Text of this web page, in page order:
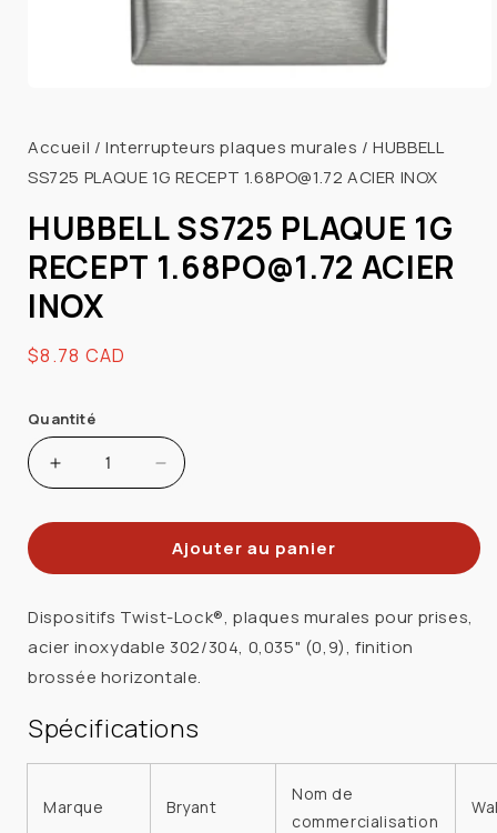
1
dans
fenêtre
modale
Accueil /Interrupteurs plaques murales /HUBBELL
SS725 PLAQUE 1G RECEPT 1.68PO@1.72 ACIER INOX
HUBBELL SS725 PLAQUE 1G
RECEPT 1.68PO@1.72 ACIER
INOX
Prix
$8.78 CAD
Quantité
Augmenter
quantité
HUBBELL
SS725
PLAQUE
1G
RECEPT
1.68PO@1.72
ACIER
INOX
Réduire
quantité
de
HUBBELL
SS725
PLAQUE
1G
RECEPT
ACIER
INOX
Ajouter au panier
Dispositifs Twist-Lock®, plaques murales pour prises,
acier inoxydable 302/304, 0,035" (0,9), finition
brossée horizontale.
Spécifications
Marque Bryant
Nom de
commercialisation